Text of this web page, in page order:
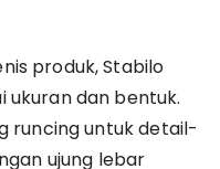
produk, Stabilo
ukuran dan bentuk.
runcing untuk detail-
ujung lebar